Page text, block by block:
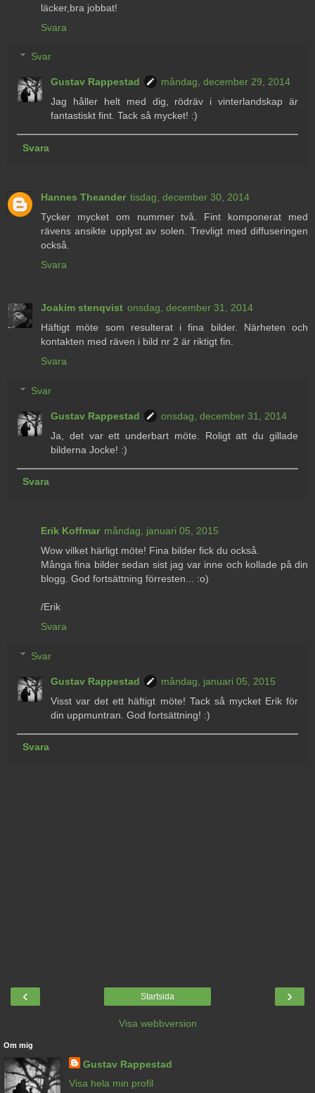
läcker,bra jobbat!
Svara
Svar
Gustav Rappestad
måndag, december 29, 2014
Jag håller helt med dig, rödräv i vinterlandskap är
fantastiskt fint. Tack så mycket! :)
Svara
Hannes Theander tisdag, december 30, 2014
Tycker mycket om nummer två. Fint komponerat med
rävens ansikte upplyst av solen. Trevligt med diffuseringen
också.
Svara
Joakim stenqvist onsdag, december 31, 2014
Häftigt möte som resulterat i fina bilder. Närheten och
kontakten med räven i bild nr 2 är riktigt fin.
Svara
Svar
Gustav Rappestad
onsdag, december 31, 2014
Ja, det var ett underbart möte. Roligt att du gillade
bilderna Jocke! :)
Svara
Erik Koffmar måndag, januari 05, 2015
Wow vilket härligt möte! Fina bilder fick du också.
Många fina bilder sedan sist jag var inne och kollade på din
blogg. God fortsättning förresten... :o)
/Erik
Svara
Svar
Gustav Rappestad
måndag, januari 05, 2015
Visst var det ett häftigt möte! Tack så mycket Erik för
din uppmuntran. God fortsättning! :)
Svara
‹ ›
Startsida
Visa webbversion
Om mig
Gustav Rappestad
Visa hela min profil